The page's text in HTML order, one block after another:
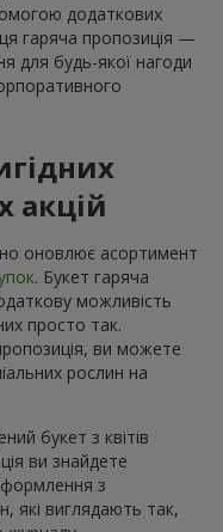
додаткових
гаряча пропозиція —
для будь-якої нагоди
акцій
оновлює асортимент
. Букет гаряча
можливість
просто так.
ви можете
рослин на
букет з квітів
ви знайдете
з
які виглядають так,